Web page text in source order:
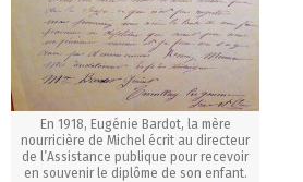
En 1918, Eugénie Bardot, la mère
nourricière de Michel écrit au directeur
de l’Assistance publique pour recevoir
en souvenir le diplôme de son enfant.